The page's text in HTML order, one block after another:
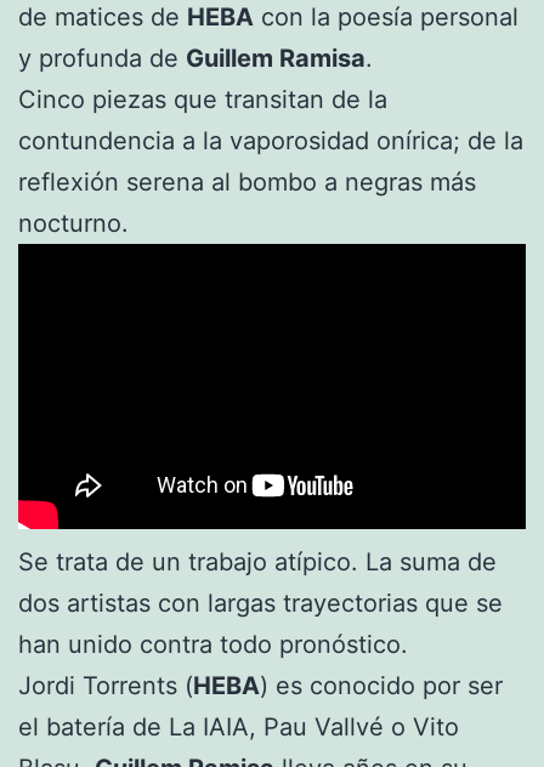
de matices de HEBA con la poesía personal
y profunda de Guillem Ramisa.
Cinco piezas que transitan de la
contundencia a la vaporosidad onírica; de la
reflexión serena al bombo a negras más
nocturno.
Se trata de un trabajo atípico. La suma de
dos artistas con largas trayectorias que se
han unido contra todo pronóstico.
Jordi Torrents (HEBA) es conocido por ser
el batería de La IAIA, Pau Vallvé o Vito